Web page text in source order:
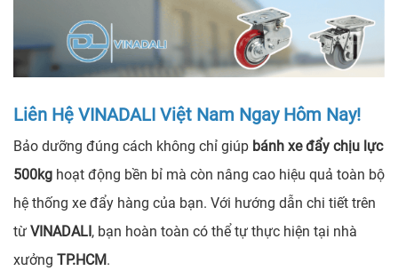
Liên Hệ VINADALI Việt Nam Ngay Hôm Nay!
Bảo dưỡng đúng cách không chỉ giúp bánh xe đẩy chịu lực
500kg hoạt động bền bỉ mà còn nâng cao hiệu quả toàn bộ
hệ thống xe đẩy hàng của bạn. Với hướng dẫn chi tiết trên
từ VINADALI , bạn hoàn toàn có thể tự thực hiện tại nhà
xưởng TP.HCM.